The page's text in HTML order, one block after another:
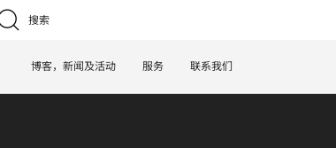
搜索
博客，新闻及活动 服务 联系我们